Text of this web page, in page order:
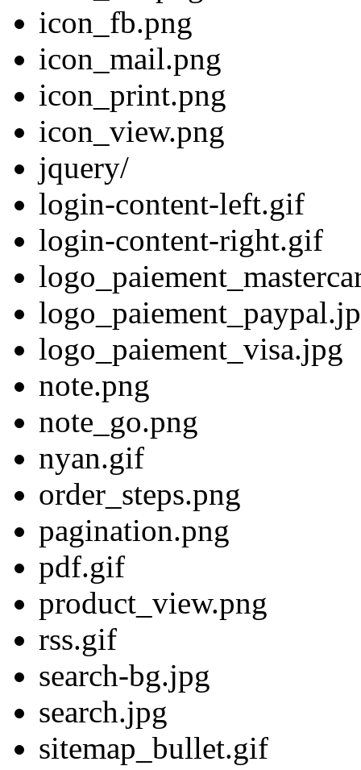
icon_fb.png
icon_mail.png
icon_print.png
icon_view.png
jquery/
login-content-left.gif
login-content-right.gif
logo_paiement_visa.jpg
note.png
note_go.png
nyan.gif
order_steps.png
pagination.png
pdf.gif
product_view.png
rss.gif
search-bg.jpg
search.jpg
sitemap_bullet.gif